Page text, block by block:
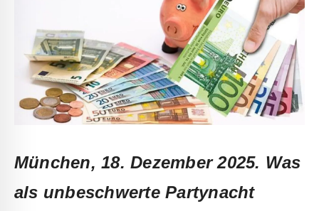
München, 18. Dezember 2025. Was
als unbeschwerte Partynacht